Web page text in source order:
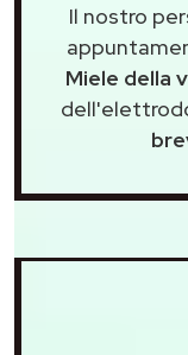
Il nostro
Miele della